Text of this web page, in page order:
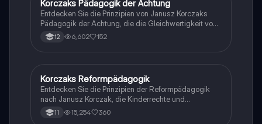
Schüler, die sich auf das Abitur in Pädagogik
vorbereiten.
Psychologie
Korczaks Pädagogik der Achtung
Entdecken Sie die Prinzipien von Janusz Korczaks
Pädagogik der Achtung, die die Gleichwertigkeit von
Kindern und Erwachsenen betont. Diese
Zusammenfassung behandelt Korczaks Ansätze zur
Erziehungswissenschaften und Interessierte an
reformpädagogischen Konzepten.
12 6,602 152
Pädagogik
Korczaks Reformpädagogik
Entdecken Sie die Prinzipien der Reformpädagogik
nach Janusz Korczak, die Kinderrechte und
Selbstbestimmung in den Mittelpunkt stellt. Diese
Zusammenfassung behandelt Korczaks
11 15,254 360